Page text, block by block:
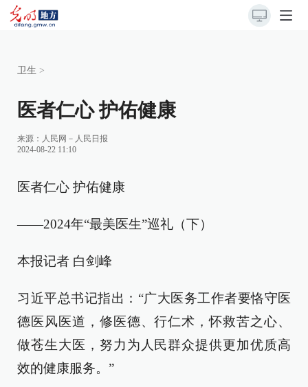
卫生 >
医者仁心 护佑健康
来源： 人民网－人民日报
2024-08-22 11:10
医者仁心 护佑健康
——2024年“最美医生”巡礼（下）
本报记者 白剑峰
习近平总书记指出：“广大医务工作者要恪守医
德医风医道，修医德、行仁术，怀救苦之心、
做苍生大医，努力为人民群众提供更加优质高
效的健康服务。”